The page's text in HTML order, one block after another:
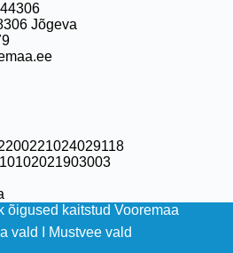
Jõgeva
õigused kaitstud Vooremaa
vald Mustvee vald